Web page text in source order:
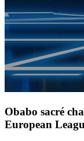
Obabo sacré
European